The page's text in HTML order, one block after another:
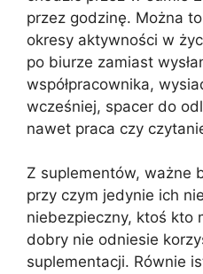
przez godzinę. Można
okresy aktywności w
po biurze zamiast
współpracownika,
wcześniej, spacer do
nawet praca czy
Z suplementów, ważne
przy czym jedynie ich
niebezpieczny, ktoś kto
dobry nie odniesie
suplementacji. Równie